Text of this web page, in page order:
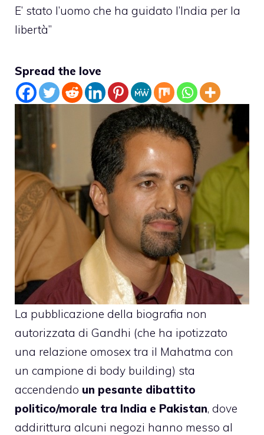
E’ stato l’uomo che ha guidato l’India per la
libertà”
Spread the love
La pubblicazione della biografia non
autorizzata di Gandhi (che ha ipotizzato
una relazione omosex tra il Mahatma con
un campione di body building) sta
accendendo un pesante dibattito
politico/morale tra India e Pakistan, dove
addirittura alcuni negozi hanno messo al